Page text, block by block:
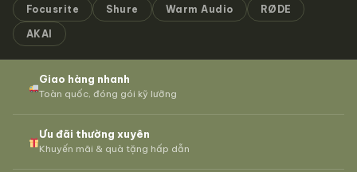
Focusrite Shure Warm Audio RØDE
AKAI
Giao hàng nhanh
Toàn quốc, đóng gói kỹ lưỡng
Ưu đãi thường xuyên
Khuyến mãi & quà tặng hấp dẫn